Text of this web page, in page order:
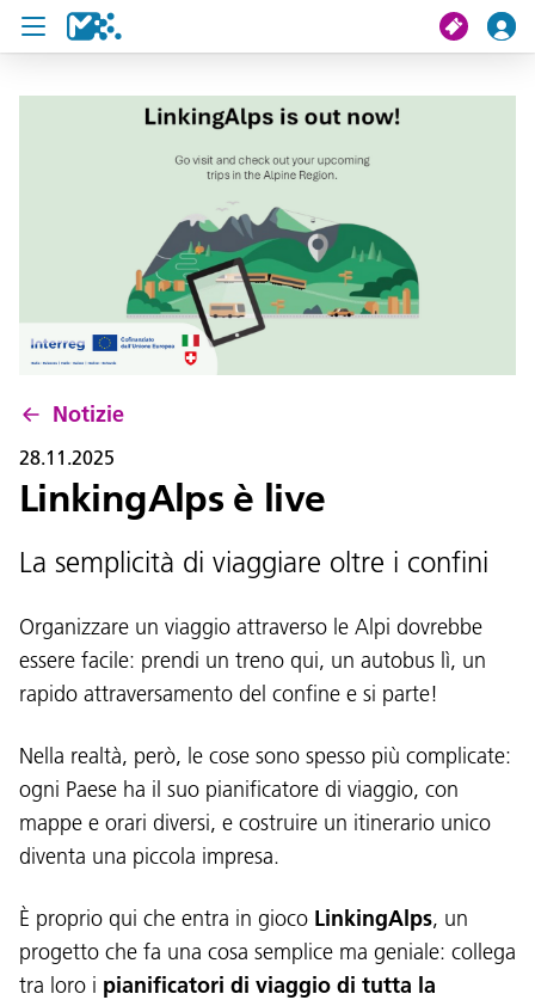
Cerca
Notizie
Progetti
Assistenza e contatto
Notizie
28.11.2025
LinkingAlps è live
La semplicità di viaggiare oltre i confini
Organizzare un viaggio attraverso le Alpi dovrebbe
essere facile: prendi un treno qui, un autobus lì, un
rapido attraversamento del confine e si parte!
Nella realtà, però, le cose sono spesso più complicate:
ogni Paese ha il suo pianificatore di viaggio, con
mappe e orari diversi, e costruire un itinerario unico
diventa una piccola impresa.
È proprio qui che entra in gioco LinkingAlps, un
progetto che fa una cosa semplice ma geniale: collega
tra loro i pianificatori di viaggio di tutta la